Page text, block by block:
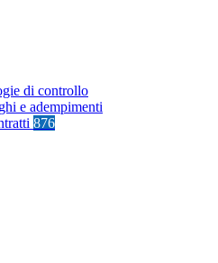
di controllo
e adempimenti
876